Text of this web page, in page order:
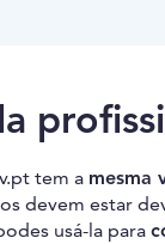
tem a mesma
devem estar
usá-la para